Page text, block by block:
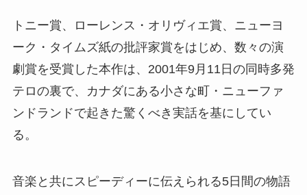
トニー賞、ローレンス・オリヴィエ賞、ニューヨ
ーク・タイムズ紙の批評家賞をはじめ、数々の演
劇賞を受賞した本作は、2001年9月11日の同時多発
テロの裏で、カナダにある小さな町・ニューファ
ンドランドで起きた驚くべき実話を基にしてい
る。
音楽と共にスピーディーに伝えられる5日間の物語